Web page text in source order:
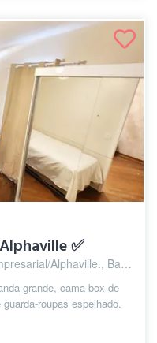
✅
Alphaville., Barueri - SP
grande, cama box de
roupas espelhado.